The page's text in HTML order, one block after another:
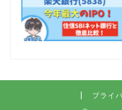
プライ